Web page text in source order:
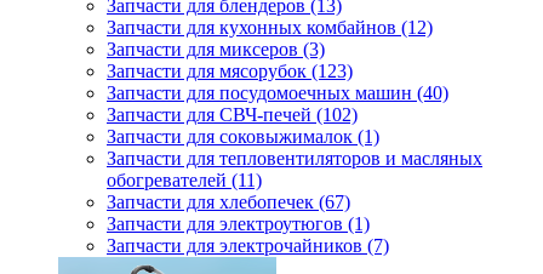
Запчасти для блендеров (13)
Запчасти для кухонных комбайнов (12)
Запчасти для миксеров (3)
Запчасти для мясорубок (123)
Запчасти для посудомоечных машин (40)
Запчасти для СВЧ-печей (102)
Запчасти для соковыжималок (1)
Запчасти для тепловентиляторов и масляных
обогревателей (11)
Запчасти для хлебопечек (67)
Запчасти для электроутюгов (1)
Запчасти для электрочайников (7)